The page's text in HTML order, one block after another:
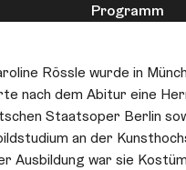
Programm
Rössle wurde in
nach dem Abitur eine
Staatsoper Berlin
an der
Ausbildung war sie